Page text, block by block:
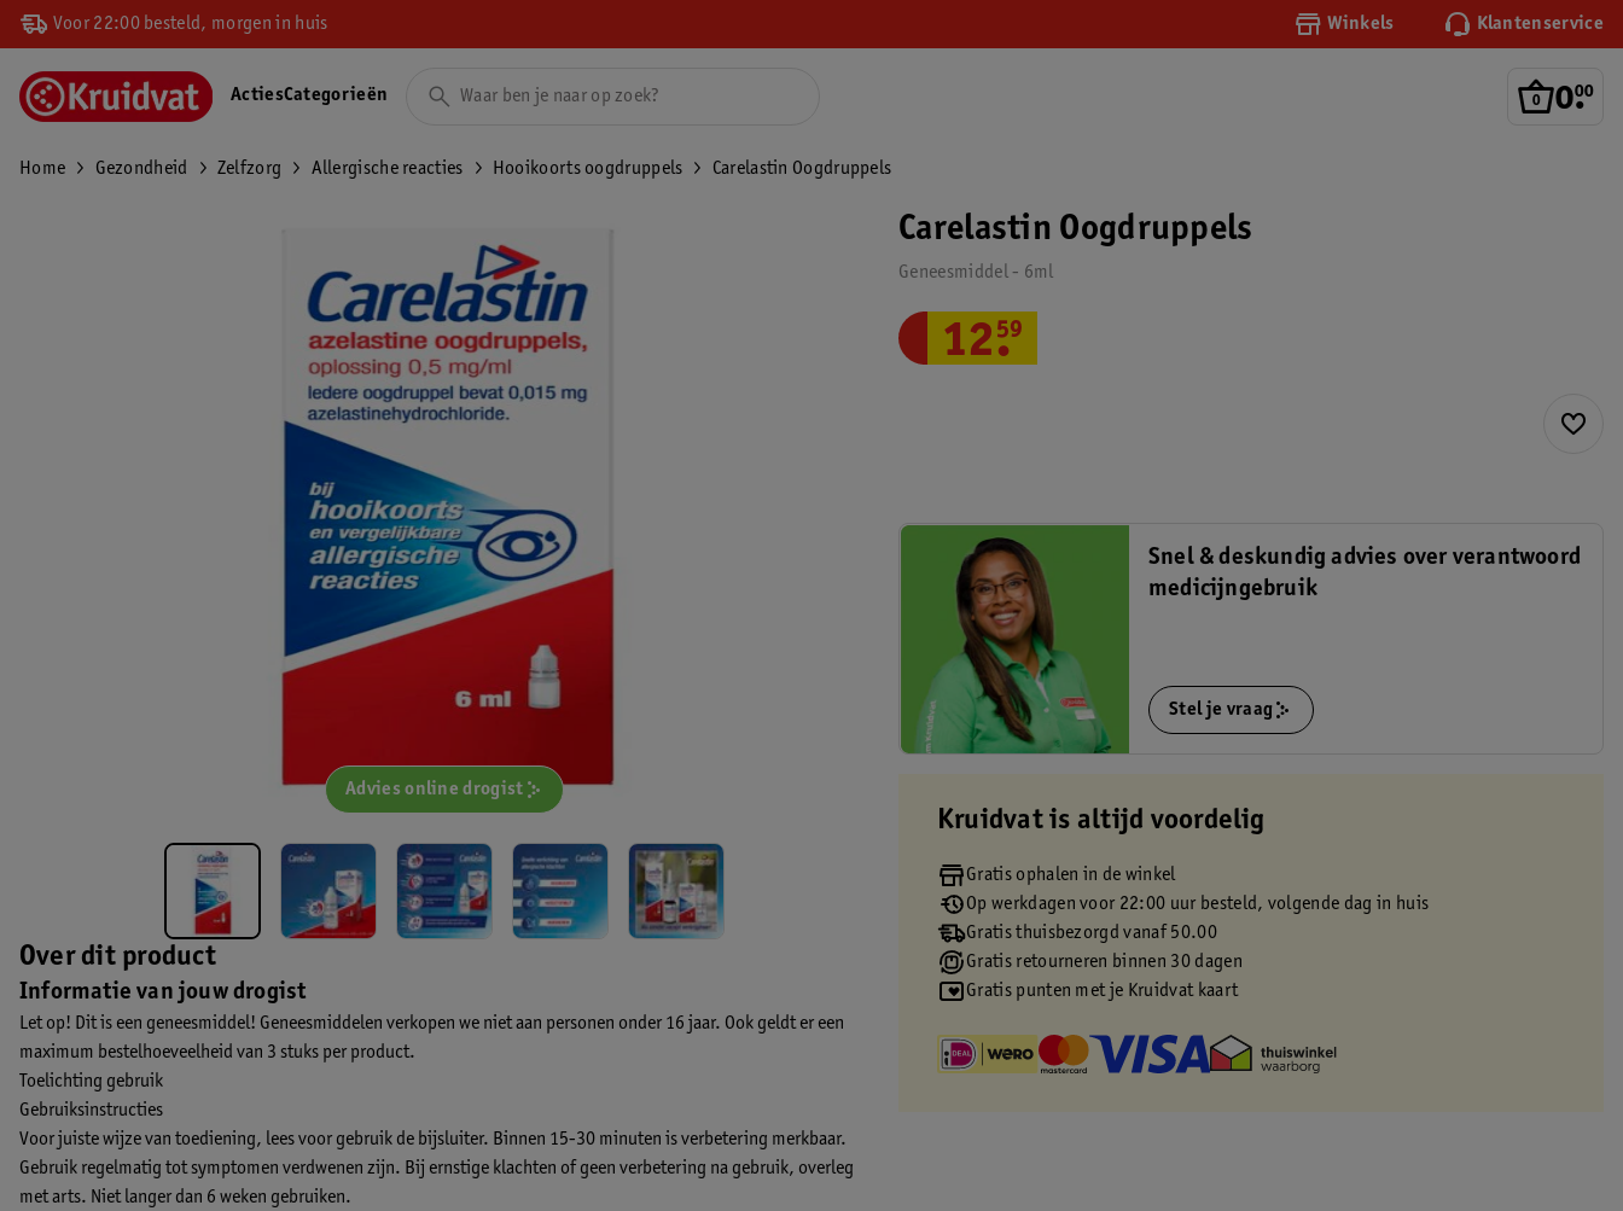
Voor 22:00 besteld, morgen in huis Winkels Klantenservice
0.
00
ActiesCategorieën
Home Gezondheid Zelfzorg Allergische reacties Hooikoorts oogdruppels Carelastin Oogdruppels
Advies online drogist
Over dit product
Informatie van jouw drogist
Let op! Dit is een geneesmiddel! Geneesmiddelen verkopen we niet aan personen onder 16 jaar. Ook geldt er een
maximum bestelhoeveelheid van 3 stuks per product.
Toelichting gebruik
Gebruiksinstructies
Voor juiste wijze van toediening, lees voor gebruik de bijsluiter. Binnen 15-30 minuten is verbetering merkbaar.
Gebruik regelmatig tot symptomen verdwenen zijn. Bij ernstige klachten of geen verbetering na gebruik, overleg
met arts. Niet langer dan 6 weken gebruiken.
Carelastin Oogdruppels
Geneesmiddel - 6ml
12.
59
Snel & deskundig advies over verantwoord
medicijngebruik
Stel je vraag
Kruidvat is altijd voordelig
Gratis ophalen in de winkel
Op werkdagen voor 22:00 uur besteld, volgende dag in huis
Gratis thuisbezorgd vanaf 50.00
Gratis retourneren binnen 30 dagen
Gratis punten met je Kruidvat kaart